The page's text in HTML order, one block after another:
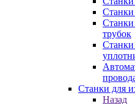
Станки
Станки
трубок
Станки
Станки для
Назад